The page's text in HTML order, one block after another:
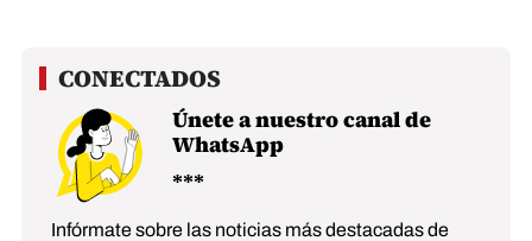
Únete a nuestro canal de
WhatsApp
Infórmate sobre las noticias más destacadas de